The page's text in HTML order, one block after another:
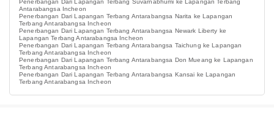
Penerbangan Dari Lapangan Terbang Suvarnabhumi ke Lapangan Terbang
Antarabangsa Incheon
Penerbangan Dari Lapangan Terbang Antarabangsa Narita ke Lapangan
Terbang Antarabangsa Incheon
Penerbangan Dari Lapangan Terbang Antarabangsa Newark Liberty ke
Lapangan Terbang Antarabangsa Incheon
Penerbangan Dari Lapangan Terbang Antarabangsa Taichung ke Lapangan
Terbang Antarabangsa Incheon
Penerbangan Dari Lapangan Terbang Antarabangsa Don Mueang ke Lapangan
Terbang Antarabangsa Incheon
Penerbangan Dari Lapangan Terbang Antarabangsa Kansai ke Lapangan
Terbang Antarabangsa Incheon